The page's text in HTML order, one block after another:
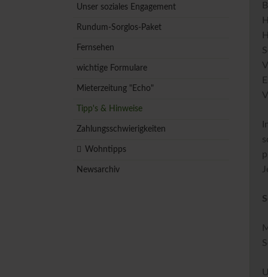
Unser soziales Engagement
Rundum-Sorglos-Paket
Fernsehen
wichtige Formulare
Mieterzeitung "Echo"
Tipp's & Hinweise
Zahlungsschwierigkeiten
Wohntipps
Newsarchiv